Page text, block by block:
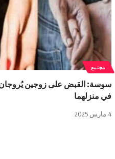
مجتمع
سوسة: القبض على زوجين
في منزلهما
4 مارس 2025